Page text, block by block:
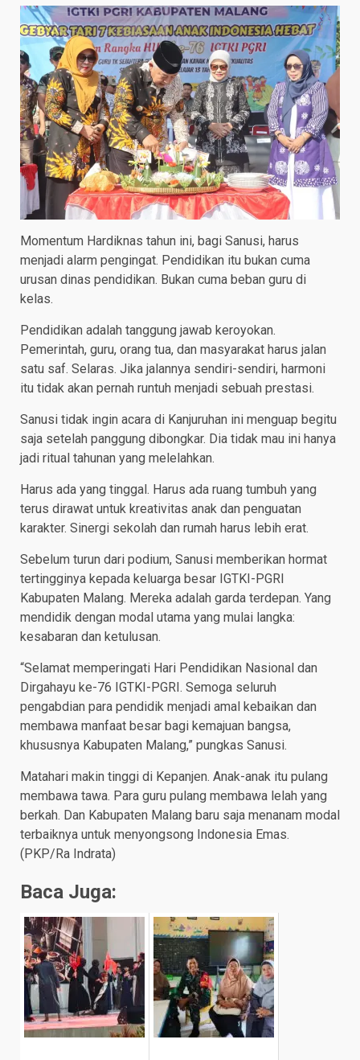
Momentum Hardiknas tahun ini, bagi Sanusi, harus
menjadi alarm pengingat. Pendidikan itu bukan cuma
urusan dinas pendidikan. Bukan cuma beban guru di
kelas.
Pendidikan adalah tanggung jawab keroyokan.
Pemerintah, guru, orang tua, dan masyarakat harus jalan
satu saf. Selaras. Jika jalannya sendiri-sendiri, harmoni
itu tidak akan pernah runtuh menjadi sebuah prestasi.
Sanusi tidak ingin acara di Kanjuruhan ini menguap begitu
saja setelah panggung dibongkar. Dia tidak mau ini hanya
jadi ritual tahunan yang melelahkan.
Harus ada yang tinggal. Harus ada ruang tumbuh yang
terus dirawat untuk kreativitas anak dan penguatan
karakter. Sinergi sekolah dan rumah harus lebih erat.
Sebelum turun dari podium, Sanusi memberikan hormat
tertingginya kepada keluarga besar IGTKI-PGRI
Kabupaten Malang. Mereka adalah garda terdepan. Yang
mendidik dengan modal utama yang mulai langka:
kesabaran dan ketulusan.
“Selamat memperingati Hari Pendidikan Nasional dan
Dirgahayu ke-76 IGTKI-PGRI. Semoga seluruh
pengabdian para pendidik menjadi amal kebaikan dan
membawa manfaat besar bagi kemajuan bangsa,
khususnya Kabupaten Malang,” pungkas Sanusi.
Matahari makin tinggi di Kepanjen. Anak-anak itu pulang
membawa tawa. Para guru pulang membawa lelah yang
berkah. Dan Kabupaten Malang baru saja menanam modal
terbaiknya untuk menyongsong Indonesia Emas.
(PKP/Ra Indrata)
Baca Juga: